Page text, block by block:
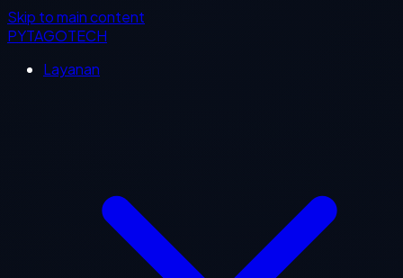
Skip to main content
PYTAGOTECH
Layanan